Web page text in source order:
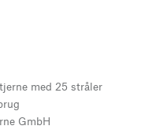
med 25 stråler
GmbH